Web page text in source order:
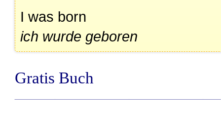
I was born
ich wurde geboren
Gratis Buch